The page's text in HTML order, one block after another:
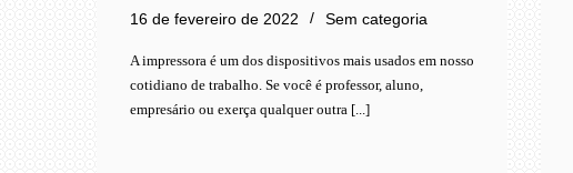
16 de fevereiro de 2022 Sem categoria
A impressora é um dos dispositivos mais usados em nosso
cotidiano de trabalho. Se você é professor, aluno,
empresário ou exerça qualquer outra [...]